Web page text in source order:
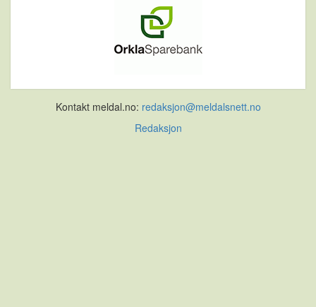
Kontakt meldal.no: redaksjon@meldalsnett.no
Redaksjon